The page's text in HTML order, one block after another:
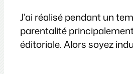
J’ai réalisé pendant un
parentalité
éditoriale. Alors soyez